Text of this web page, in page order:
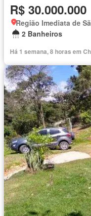
R$ 30.000.000
2 Banheiros
Há 1 semana, 8 horas em